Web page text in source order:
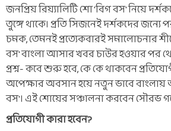
জনপ্রিয় রিয়্যালিটি শো 'বিগ বস' নিয়ে
তুঙ্গে থাকে। প্রতি সিজনেই দর্শকদের
চমক, তেমনই প্রত্যেকবারই সমালোচনার
বস' বাংলা আসার খবর চাউর হওয়ার পর
প্রশ্ন- কবে শুরু হবে, কে কে থাকবেন
অপেক্ষার অবসান হয়ে নতুন ভাবে
বস'। এই শোয়ের সঞ্চালনা করবেন সৌরভ
প্রতিযোগী কারা হবেন?